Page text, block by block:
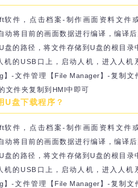
软件，点击档案-制作画面资料文件
动将目前的画面数据进行编译，编译
盘的路径，将文件存储到U盘的根目录
机的USB口上，启动人机，进入人机
-文件管理 【File Manager】-复制文
文件夹复制到 HMI中即可
盘下载程序？
软件，点击档案-制作画面资料文件
动将目前的画面数据进行编译，编译
盘的路径，将文件存储到U盘的根目录
机的USB口上，启动人机，进入人机
-文件管理 【File Manager】-复制文